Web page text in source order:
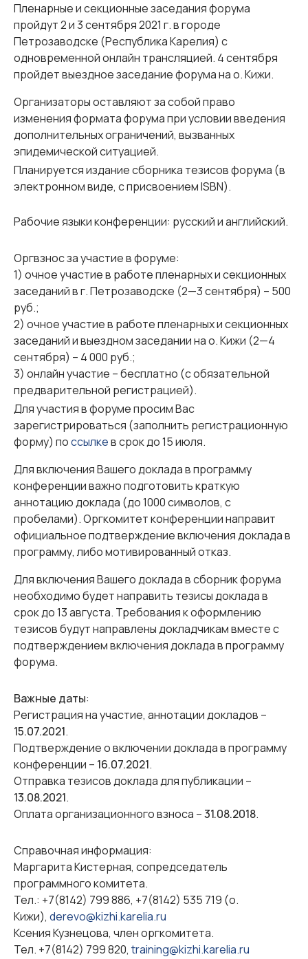
Пленарные и секционные заседания форума
пройдут 2 и 3 сентября 2021 г. в городе
Петрозаводске (Республика Карелия) с
одновременной онлайн трансляцией. 4 сентября
пройдет выездное заседание форума на о. Кижи.
Организаторы оставляют за собой право
изменения формата форума при условии введения
дополнительных ограничений, вызванных
эпидемической ситуацией.
Планируется издание сборника тезисов форума (в
электронном виде, с присвоением ISBN).
Рабочие языки конференции: русский и английский.
Оргвзнос за участие в форуме:
1) очное участие в работе пленарных и секционных
заседаний в г. Петрозаводске (2—3 сентября) – 500
руб.;
2) очное участие в работе пленарных и секционных
заседаний и выездном заседании на о. Кижи (2—4
сентября) – 4 000 руб.;
3) онлайн участие – бесплатно (с обязательной
предварительной регистрацией).
Для участия в форуме просим Вас
зарегистрироваться (заполнить регистрационную
форму) поссылкев срок до 15 июля.
Для включения Вашего доклада в программу
конференции важно подготовить краткую
аннотацию доклада (до 1000 символов, с
пробелами). Оргкомитет конференции направит
официальное подтверждение включения доклада в
программу, либо мотивированный отказ.
Для включения Вашего доклада в сборник форума
необходимо будет направить тезисы доклада в
срок до 13 августа. Требования к оформлению
тезисов будут направлены докладчикам вместе с
подтверждением включения доклада в программу
форума.
Важные даты:
Регистрация на участие, аннотации докладов –
15.07.2021.
Подтверждение о включении доклада в программу
конференции – 16.07.2021.
Отправка тезисов доклада для публикации –
13.08.2021.
Оплата организационного взноса –31.08.2018.
Справочная информация:
Маргарита Кистерная, сопредседатель
программного комитета.
Тел.: +7(8142) 799 886, +7(8142) 535 719 (о.
Кижи), derevo@kizhi.karelia.ru
Ксения Кузнецова, член оргкомитета.
Тел. +7(8142) 799 820, training@kizhi.karelia.ru